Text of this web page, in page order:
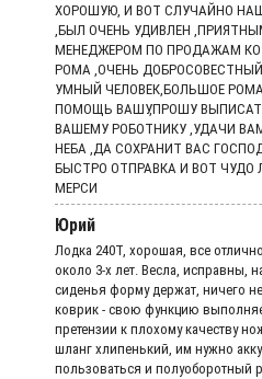
ХОРОШУЮ, И ВОТ СЛУЧАЙНО
,БЫЛ ОЧЕНЬ УДИВЛЕН
МЕНЕДЖЕРОМ ПО ПРОДАЖАМ
РОМА ,ОЧЕНЬ
УМНЫЙ ЧЕЛОВЕК,БОЛЬШОЕ
ПОМОЩЬ ВАШУ,ПРОШУ
ВАШЕМУ РОБОТНИКУ ,УДАЧИ
НЕБА ,ДА СОХРАНИТ ВАС
БЫСТРО ОТПРАВКА И ВОТ ЧУДО
МЕРСИ
Юрий
Лодка 240Т, хорошая, все
около 3-х лет. Весла, исправны,
сиденья форму держат, ничего не
коврик - свою функцию
претензии к плохому качеству
шланг хлипенький, им нужно
пользоваться и полуоборотный